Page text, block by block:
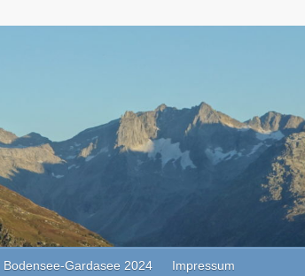
Bodensee-Gardasee 2024 Impressum